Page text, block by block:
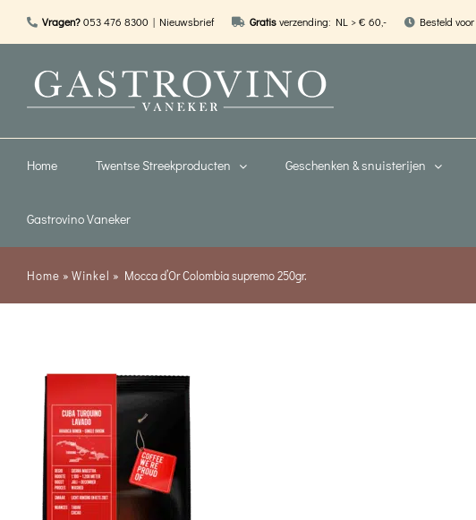
Vragen?053 476 8300 | Nieuwsbrief Gratisverzending: NL > € 60,- Besteld voor
Home Twentse Streekproducten Geschenken & snuisterijen
Gastrovino Vaneker
Home » Winkel » Mocca d’Or Colombia supremo 250gr.